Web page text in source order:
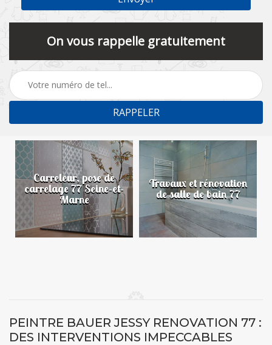
On vous rappelle gratuitement
Carreleur, pose de
carrelage 77 Seine-et-
Marne
Travaux et rénovation
de salle de bain 77
PEINTRE BAUER JESSY RENOVATION 77 :
DES INTERVENTIONS IMPECCABLES